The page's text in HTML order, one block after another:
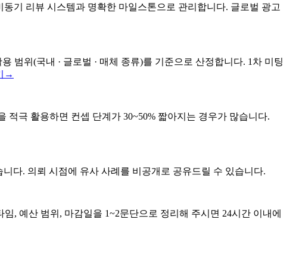
기 리뷰 시스템과 명확한 마일스톤으로 관리합니다. 글로벌 광고
범위(국내 · 글로벌 · 매체 종류)를 기준으로 산정합니다. 1차 미팅
→
적극 활용하면 컨셉 단계가 30~50% 짧아지는 경우가 많습니다.
다. 의뢰 시점에 유사 사례를 비공개로 공유드릴 수 있습니다.
, 예산 범위, 마감일을 1~2문단으로 정리해 주시면 24시간 이내에